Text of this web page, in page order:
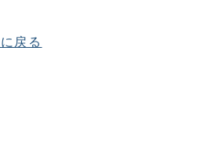
戻る